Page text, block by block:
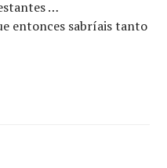
…
entonces sabríais tanto